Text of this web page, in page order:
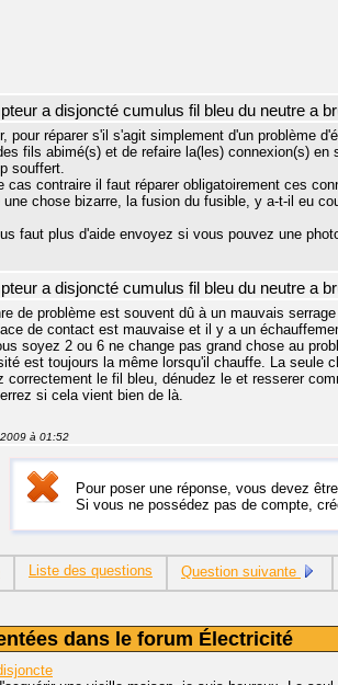
a disjoncté cumulus fil bleu du neutre a
pour réparer s'il s'agit simplement d'un problème
fils abimé(s) et de refaire la(les) connexion(s)
souffert.
cas contraire il faut réparer obligatoirement ces
une chose bizarre, la fusion du fusible, y a-t-il eu
faut plus d'aide envoyez si vous pouvez une
a disjoncté cumulus fil bleu du neutre a
de problème est souvent dû à un mauvais
de contact est mauvaise et il y a un
soyez 2 ou 6 ne change pas grand chose au
est toujours la même lorsqu'il chauffe. La seule
correctement le fil bleu, dénudez le et resserer
si cela vient bien de là.
à 01:52
Pour poser une réponse, vous devez
Si vous ne possédez pas de compte,
Liste des questions Question suivante
dans le forum Électricité